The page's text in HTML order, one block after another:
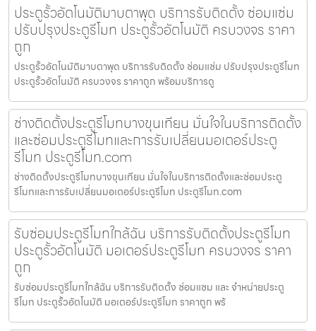
ประตูรั้วอัตโนมัติมาบตาพุด บริการรับติดตั้ง ซ่อมแซ่ม
ปรับปรุงประตูรีโมท ประตูรั้วอัตโนมัติ ครบวงจร ราคา
ถูก
ประตูรั้วอัตโนมัติมาบตาพุด บริการรับติดตั้ง ซ่อมแซ่ม ปรับปรุงประตูรีโมท
ประตูรั้วอัตโนมัติ ครบวงจร ราคาถูก พร้อมบริการดู
ช่างติดตั้งประตูรีโมทบางขุนเทียน มั่นใจในบริการติดตั้ง
และซ่อมประตูรีโมทและการรับเปลี่ยนมอเตอร์ประตู
รีโมท ประตูรีโมท.com
ช่างติดตั้งประตูรีโมทบางขุนเทียน มั่นใจในบริการติดตั้งและซ่อมประตู
รีโมทและการรับเปลี่ยนมอเตอร์ประตูรีโมท ประตูรีโมท.com
รับซ่อมประตูรีโมทใกล้ฉัน บริการรับติดตั้งประตูรีโมท
ประตูรั้วอัตโนมัติ มอเตอร์ประตูรีโมท ครบวงจร ราคา
ถูก
รับซ่อมประตูรีโมทใกล้ฉัน บริการรับติดตั้ง ซ่อมแซม และ จำหน่ายประตู
รีโมท ประตูรั้วอัตโนมัติ มอเตอร์ประตูรีโมท ราคาถูก พร้